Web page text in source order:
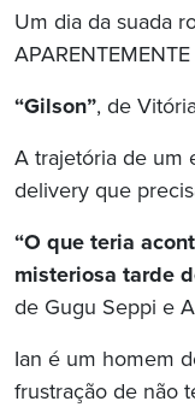
Um dia da suada
“Gilson”, de
A trajetória de um
delivery que
“O que teria
misteriosa tarde
de Gugu Seppi e
Ian é um homem
frustração de não